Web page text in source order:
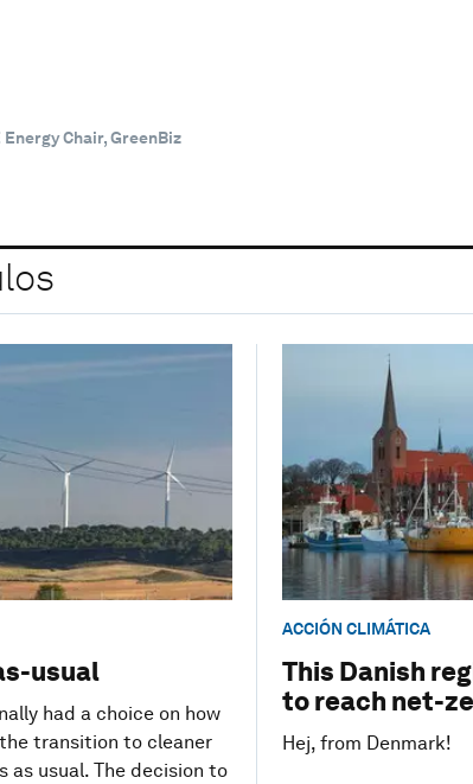
Chair, GreenBiz
usual
had a choice on how
transition to cleaner
as usual. The decision to
ACCIÓN CLIMÁTICA
This Danish
to reach net-
Hej, from Denmark!